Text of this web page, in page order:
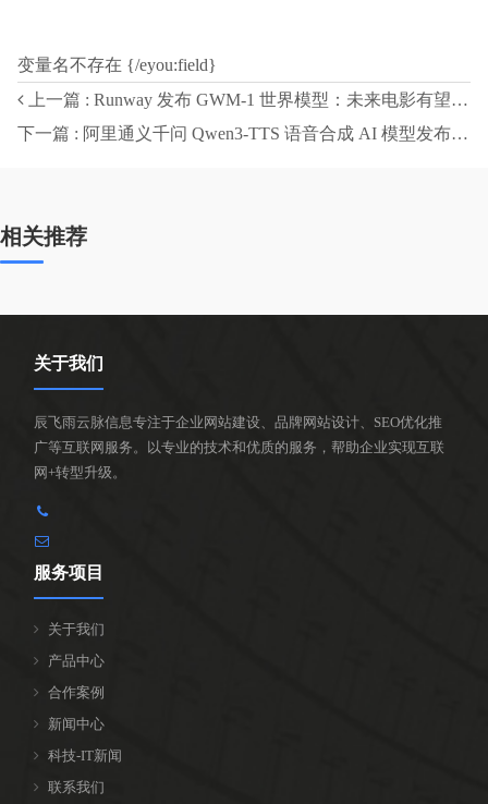
变量名不存在 {/eyou:field}
上一篇 : Runway 发布 GWM-1 世界模型：未来电影有望靠 AI“算”出来
下一篇 : 阿里通义千问 Qwen3-TTS 语音合成 AI 模型发布：超 49 种音色，支持多种方言
相关推荐
关于我们
辰飞雨云脉信息专注于企业网站建设、品牌网站设计、SEO优化推
广等互联网服务。以专业的技术和优质的服务，帮助企业实现互联
网+转型升级。
服务项目
关于我们
产品中心
合作案例
新闻中心
科技-IT新闻
联系我们